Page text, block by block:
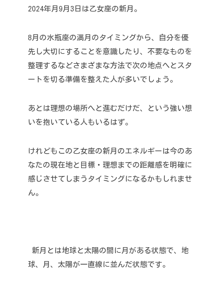
2024年月9月3日は乙女座の新月。
8月の水瓶座の満月のタイミングから、自分を優
先し大切にすることを意識したり、不要なものを
整理するなどさまざまな方法で次の地点へとスタ
ートを切る準備を整えた人が多いでしょう。
あとは理想の場所へと進むだけだ、という強い想
いを抱いている人もいるはず。
けれどもこの乙女座の新月のエネルギーは今のあ
なたの現在地と目標・理想までの距離感を明確に
感じさせてしまうタイミングになるかもしれませ
ん。
新月とは地球と太陽の間に月がある状態で、地
球、月、太陽が一直線に並んだ状態です。